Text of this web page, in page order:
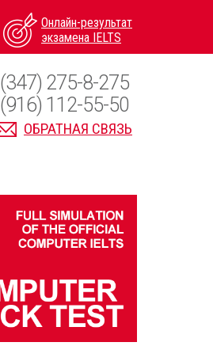
Онлайн-результат
экзамена IELTS
ОБРАТНАЯ СВЯЗЬ
(347) 275-8-275
(916) 112-55-50